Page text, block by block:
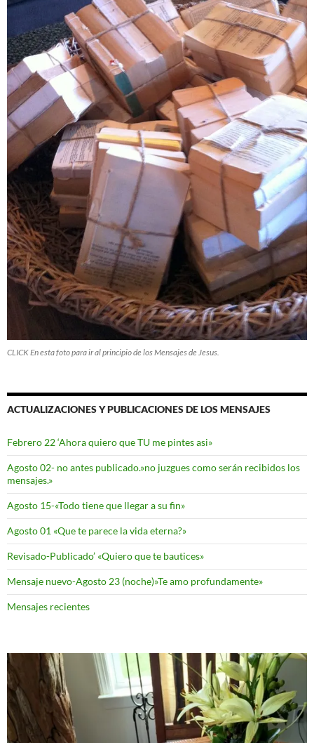
CLICK En esta foto para ir al principio de los Mensajes de Jesus.
ACTUALIZACIONES Y PUBLICACIONES DE LOS MENSAJES
Febrero 22 ‘Ahora quiero que TU me pintes asi»
Agosto 02- no antes publicado.»no juzgues como serán recibidos los
mensajes.»
Agosto 15-«Todo tiene que llegar a su fin»
Agosto 01 «Que te parece la vida eterna?»
Revisado-Publicado’ «Quiero que te bautices»
Mensaje nuevo-Agosto 23 (noche)»Te amo profundamente»
Mensajes recientes